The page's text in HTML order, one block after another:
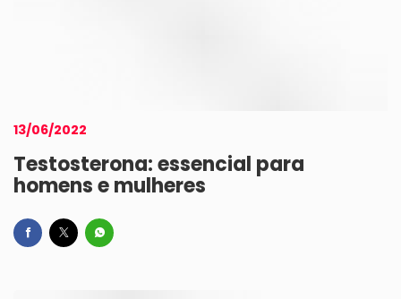
13/06/2022
Testosterona: essencial para
homens e mulheres